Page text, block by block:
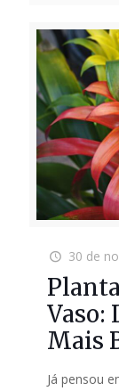
30 de
Vaso:
Mais
Já pensou